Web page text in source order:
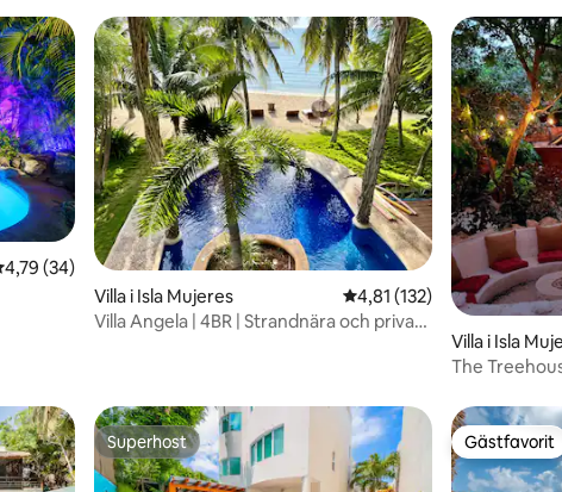
av 5 i genomsnittligt betyg, 34 omdömen
4,79 (34)
Villa i Isla Mujeres 4,81 av 5 i genomsnittligt
4,81 (132)
Villa Angela | 4BR | Strandnära och privat
Villa i Isla
The
Superhost
Superhost Gästfavorit
Gästfavorit